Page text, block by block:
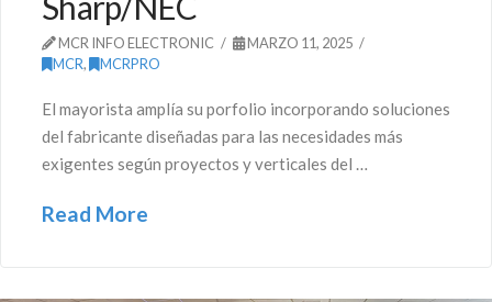
MCR INFO ELECTRONIC
MARZO 11, 2025
MCR, MCRPRO
El mayorista amplía su porfolio incorporando soluciones
del fabricante diseñadas para las necesidades más
exigentes según proyectos y verticales del …
Read More